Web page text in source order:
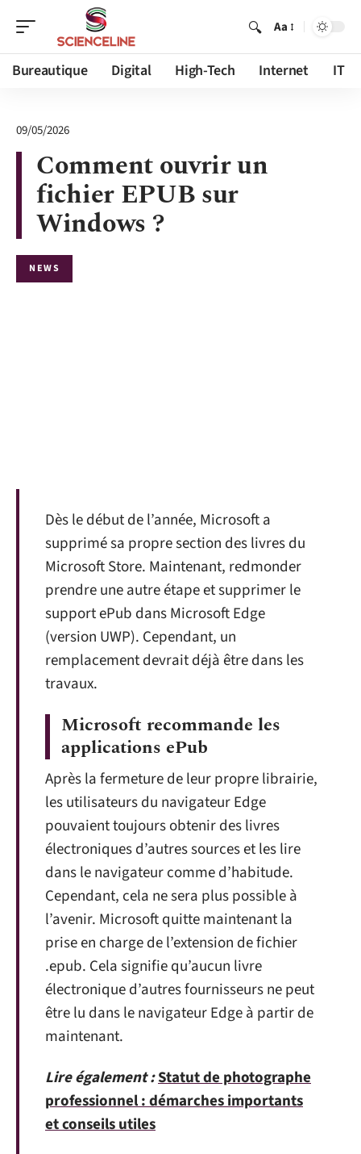
Aa
Bureautique Digital High-Tech Internet IT
09/05/2026
Comment ouvrir un
fichier EPUB sur
Windows ?
NEWS
Dès le début de l’année, Microsoft a
supprimé sa propre section des livres du
Microsoft Store. Maintenant, redmonder
prendre une autre étape et supprimer le
support ePub dans Microsoft Edge
(version UWP). Cependant, un
remplacement devrait déjà être dans les
travaux.
Microsoft recommande les
applications ePub
Après la fermeture de leur propre librairie,
les utilisateurs du navigateur Edge
pouvaient toujours obtenir des livres
électroniques d’autres sources et les lire
dans le navigateur comme d’habitude.
Cependant, cela ne sera plus possible à
l’avenir. Microsoft quitte maintenant la
prise en charge de l’extension de fichier
.epub. Cela signifie qu’aucun livre
électronique d’autres fournisseurs ne peut
être lu dans le navigateur Edge à partir de
maintenant.
Lire également :Statut de photographe
professionnel : démarches importants
et conseils utiles